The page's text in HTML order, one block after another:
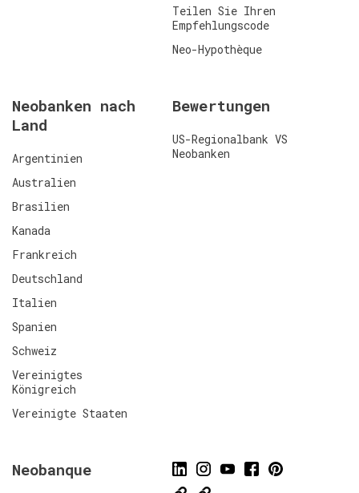
Teilen Sie Ihren
Empfehlungscode
Neo-Hypothèque
Neobanken nach
Land
Argentinien
Australien
Brasilien
Kanada
Frankreich
Deutschland
Italien
Spanien
Schweiz
Vereinigtes
Königreich
Vereinigte Staaten
Bewertungen
US-Regionalbank VS
Neobanken
Neobanque